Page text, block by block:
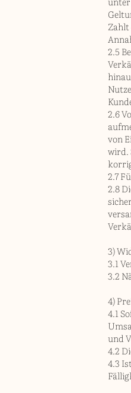
2.5
2.6
von
wird.
2.7
2.8
3)
3.1
3.2
4)
4.1
und
4.2
4.3